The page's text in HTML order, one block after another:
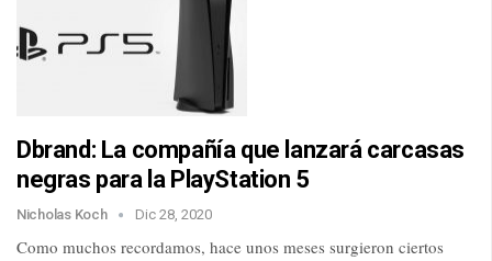
Dbrand: La compañía que lanzará carcasas
negras para la PlayStation 5
Nicholas Koch Dic 28, 2020
Como muchos recordamos, hace unos meses surgieron ciertos